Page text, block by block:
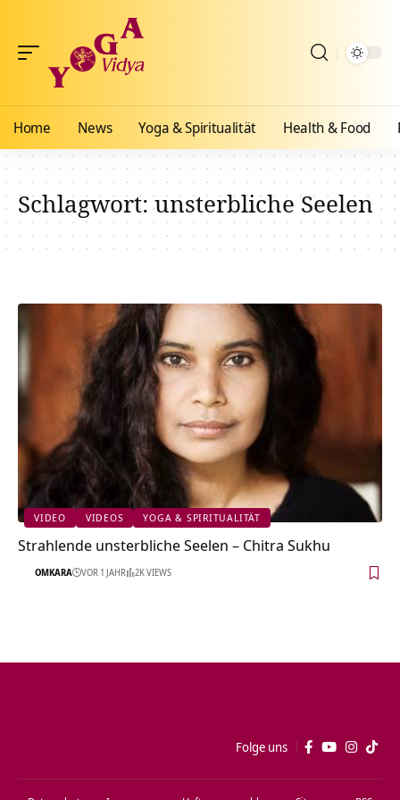
Home News Yoga & Spiritualität Health & Food
Schlagwort:unsterbliche Seelen
VIDEO VIDEOS YOGA & SPIRITUALITÄT
Strahlende unsterbliche Seelen – Chitra Sukhu
OMKARA VOR 1 JAHR 2K VIEWS
Folge uns